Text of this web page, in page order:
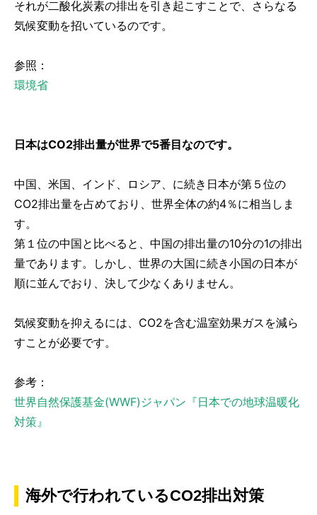
それが二酸化炭素の排出を引き起こすことで、さらなる
気候変動を招いているのです。
参照：
環境省
日本はCO2排出量が世界で5番目なのです。
中国、米国、インド、ロシア、に続き日本が第５位の
CO2排出量を占めており、世界全体の約4％に相当しま
す。
第１位の中国と比べると、中国の排出量の10分の1の排出
量であります。しかし、世界の大国に続き小国の日本が
順に並んでおり、決して少なくありません。
気候変動を抑えるには、CO2を含む温室効果ガスを減ら
すことが必要です。
参考：
世界自然保護基金(WWF)ジャパン『日本での地球温暖化
対策』
海外で行われているCO2排出対策